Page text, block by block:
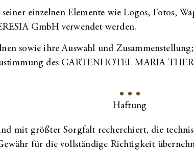
einzelnen Elemente wie Logos, Fotos,
GmbH verwendet werden.
sowie ihre Auswahl und
des GARTENHOTEL MARIA
Haftung
mit größter Sorgfalt recherchiert, die
für die vollständige Richtigkeit